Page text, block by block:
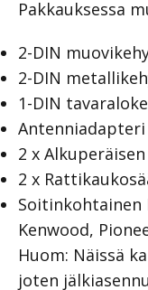
Pakkauksessa
2-DIN
2-DIN
1-DIN
Antenniadapteri
2 x
2 x
Soitinkohtainen
Kenwood,
Huom: Näissä
joten